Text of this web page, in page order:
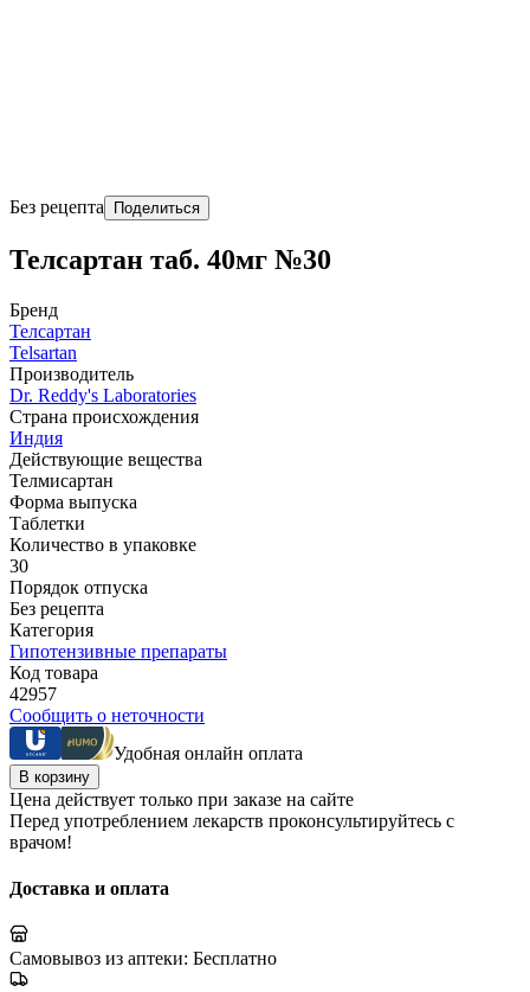
Без рецепта Поделиться
Телсартан таб. 40мг №30
Бренд
Телсартан
Telsartan
Производитель
Dr. Reddy's Laboratories
Страна происхождения
Индия
Действующие вещества
Телмисартан
Форма выпуска
Таблетки
Количество в упаковке
30
Порядок отпуска
Без рецепта
Категория
Гипотензивные препараты
Код товара
42957
Сообщить о неточности
Удобная онлайн оплата
В корзину
Цена действует только при заказе на сайте
Перед употреблением лекарств проконсультируйтесь с
врачом!
Доставка и оплата
Самовывоз из аптеки: Бесплатно